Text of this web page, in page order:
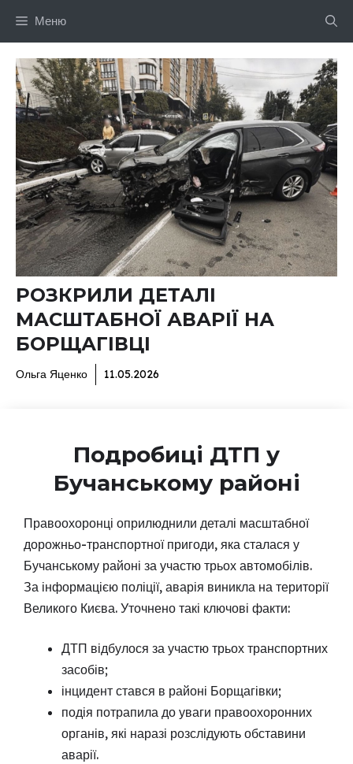
Меню
РОЗКРИЛИ ДЕТАЛІ
МАСШТАБНОЇ АВАРІЇ НА
БОРЩАГІВЦІ
Ольга Яценко 11.05.2026
Подробиці ДТП у
Бучанському районі
Правоохоронці оприлюднили деталі масштабної
дорожньо-транспортної пригоди, яка сталася у
Бучанському районі за участю трьох автомобілів.
За інформацією поліції, аварія виникла на території
Великого Києва. Уточнено такі ключові факти:
ДТП відбулося за участю трьох транспортних
засобів;
інцидент стався в районі Борщагівки;
подія потрапила до уваги правоохоронних
органів, які наразі розслідують обставини
аварії.